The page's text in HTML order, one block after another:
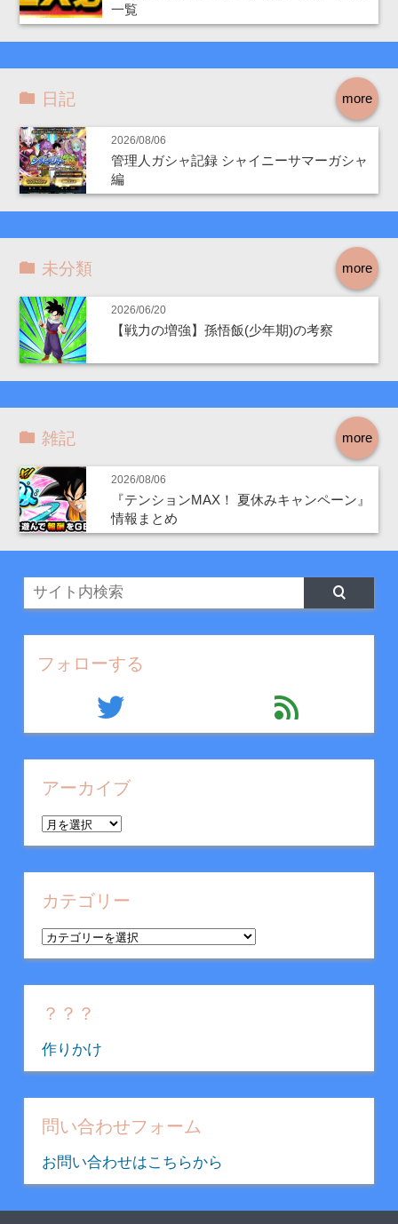
一覧
more
日記
2026/08/06
管理人ガシャ記録 シャイニーサマーガシャ
編
more
未分類
2026/06/20
【戦力の増強】孫悟飯(少年期)の考察
more
雑記
2026/08/06
『テンションMAX！ 夏休みキャンペーン』
情報まとめ
フォローする
twitter feed
アーカイブ
ア
ー
カ
イ
カテゴリー
カ
テ
ゴ
リ
？？？
作りかけ
問い合わせフォーム
お問い合わせはこちらから